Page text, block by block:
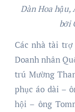
Dàn Hoa hậu,
bởi
Các nhà tài trợ
Doanh nhân
trú Mường
phục áo dài –
hội – ông